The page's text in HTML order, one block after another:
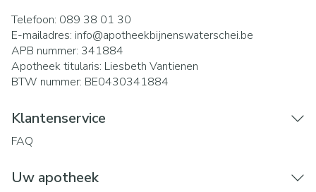
Telefoon: 089 38 01 30
E-mailadres: info@apotheekbijnenswaterschei.be
APB nummer: 341884
Apotheek titularis: Liesbeth Vantienen
BTW nummer: BE0430341884
Klantenservice
FAQ
Uw apotheek